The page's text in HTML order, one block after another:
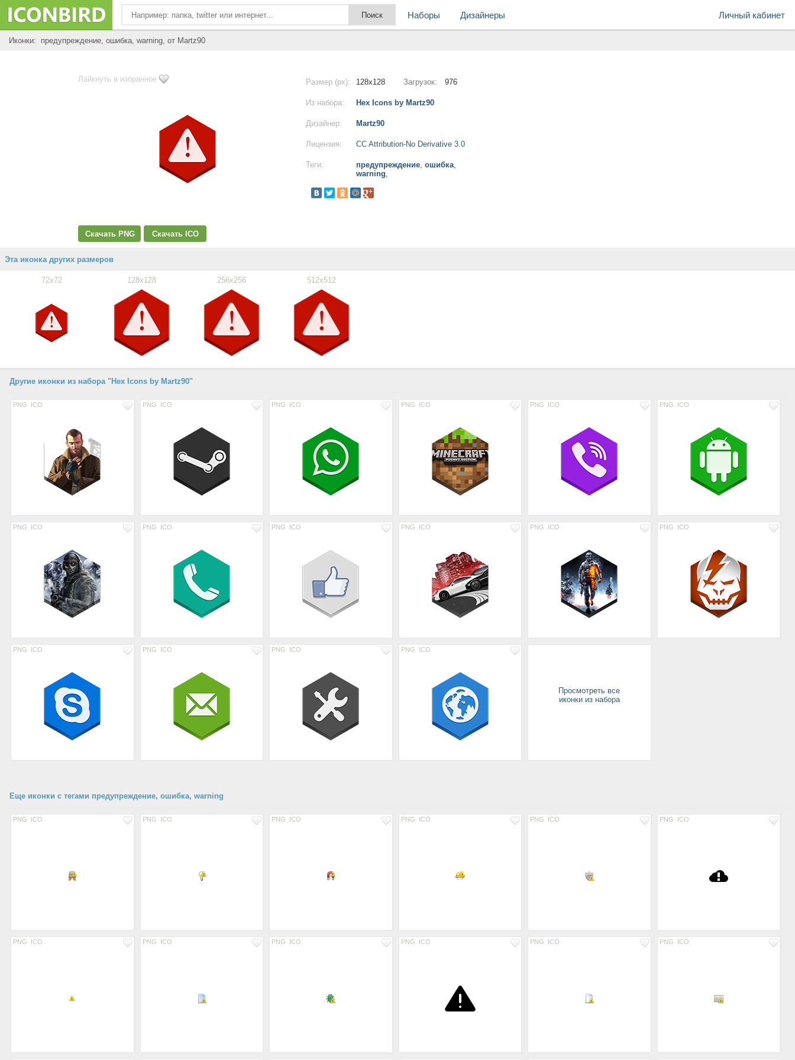
Личный кабинет
Наборы Дизайнеры
Иконки: предупреждение, ошибка, warning, от Martz90
Лайкнуть в избранное
Скачать PNG Скачать ICO
Размер (px): 128x128 Загрузок: 976
Из набора: Hex Icons by Martz90
Дизайнер: Martz90
Лицензия: CC Attribution-No Derivative 3.0
Теги: предупреждение, ошибка,
warning,
Эта иконка других размеров
72x72 128x128 256x256 512x512
Другие иконки из набора "Hex Icons by Martz90"
PNG ICO PNG ICO PNG ICO PNG ICO PNG ICO PNG ICO
PNG ICO PNG ICO PNG ICO PNG ICO PNG ICO PNG ICO
PNG ICO PNG ICO PNG ICO PNG ICO
Просмотреть все
иконки из набора
Еще иконки с тегами предупреждение, ошибка, warning
PNG ICO PNG ICO PNG ICO PNG ICO PNG ICO PNG ICO
PNG ICO PNG ICO PNG ICO PNG ICO PNG ICO PNG ICO